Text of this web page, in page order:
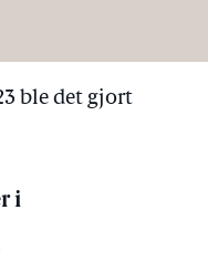
ble det gjort
i